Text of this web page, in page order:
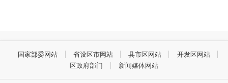
国家部委网站 省设区市网站 县市区网站
开发区网站
区政府部门
新闻媒体网站